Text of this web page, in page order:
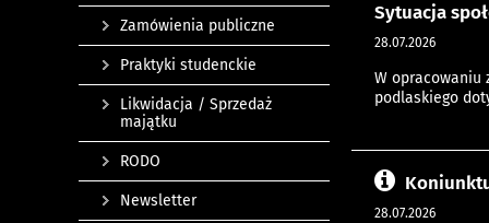
Sytuacja
28.07.2026
W opracowaniu
podlaskiego
28.07.2026
Zamówienia publiczne
Praktyki studenckie
Likwidacja / Sprzedaż
majątku
RODO
Newsletter